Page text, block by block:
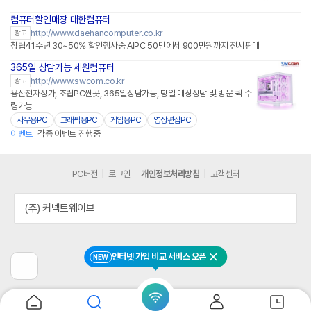
컴퓨터할인매장 대한컴퓨터
광고 http://www.daehancomputer.co.kr
창립41주년 30~50% 할인행사중 AIPC 50만에서 900만원까지 전시판매
365일 상담가능 세원컴퓨터
광고 http://www.swcom.co.kr
용산전자상가, 조립PC싼곳, 365일상담가능, 당일 매장상담 및 방문 퀵 수
령가능
사무용PC 그래픽용PC 게임용PC 영상편집PC
이벤트 각종 이벤트 진행중
전
페
이
지
NEW 인터넷 가입 비교 서비스 오픈 닫기
PC버전 로그인 개인정보처리방침 고객센터
(주) 커넥트웨이브